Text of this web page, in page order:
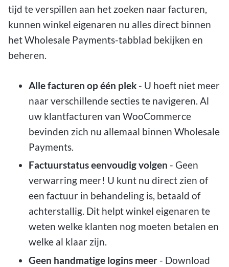
tijd te verspillen aan het zoeken naar facturen,
kunnen winkel eigenaren nu alles direct binnen
het Wholesale Payments-tabblad bekijken en
beheren.
Alle facturen op één plek - U hoeft niet meer
naar verschillende secties te navigeren. Al
uw klantfacturen van WooCommerce
bevinden zich nu allemaal binnen Wholesale
Payments.
Factuurstatus eenvoudig volgen - Geen
verwarring meer! U kunt nu direct zien of
een factuur in behandeling is, betaald of
achterstallig. Dit helpt winkel eigenaren te
weten welke klanten nog moeten betalen en
welke al klaar zijn.
Geen handmatige logins meer - Download